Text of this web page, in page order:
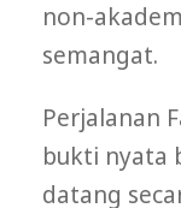
non-
semangat.
Perjalanan
bukti nyata
datang